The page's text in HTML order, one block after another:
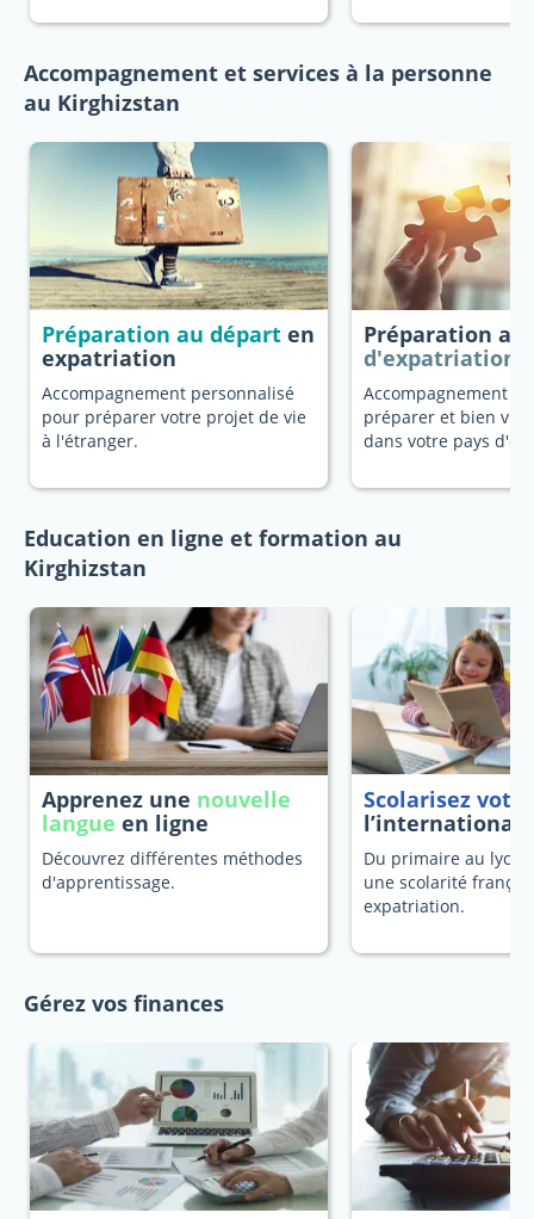
Accompagnement et services à la personne
au Kirghizstan
Préparation au départ en
expatriation
Accompagnement personnalisé
pour préparer votre projet de vie
à l'étranger.
Préparation au
d'expatriation
Accompagnement
préparer et bien
dans votre pays
Education en ligne et formation au
Kirghizstan
Apprenez une nouvelle
langue en ligne
Découvrez différentes méthodes
d'apprentissage.
Scolarisez
l’international
Du primaire au
une scolarité
expatriation.
Gérez vos finances